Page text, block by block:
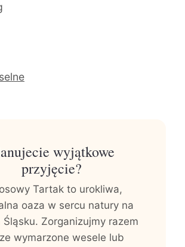
wyjątkowe
przyjęcie?
Tartak to urokliwa,
oaza w sercu natury na
Śląsku. Zorganizujmy razem
wymarzone wesele lub